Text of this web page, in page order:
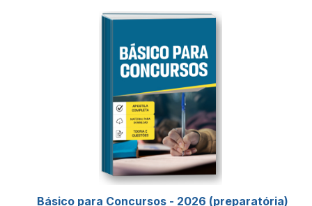
Básico para Concursos - 2026 (preparatória)